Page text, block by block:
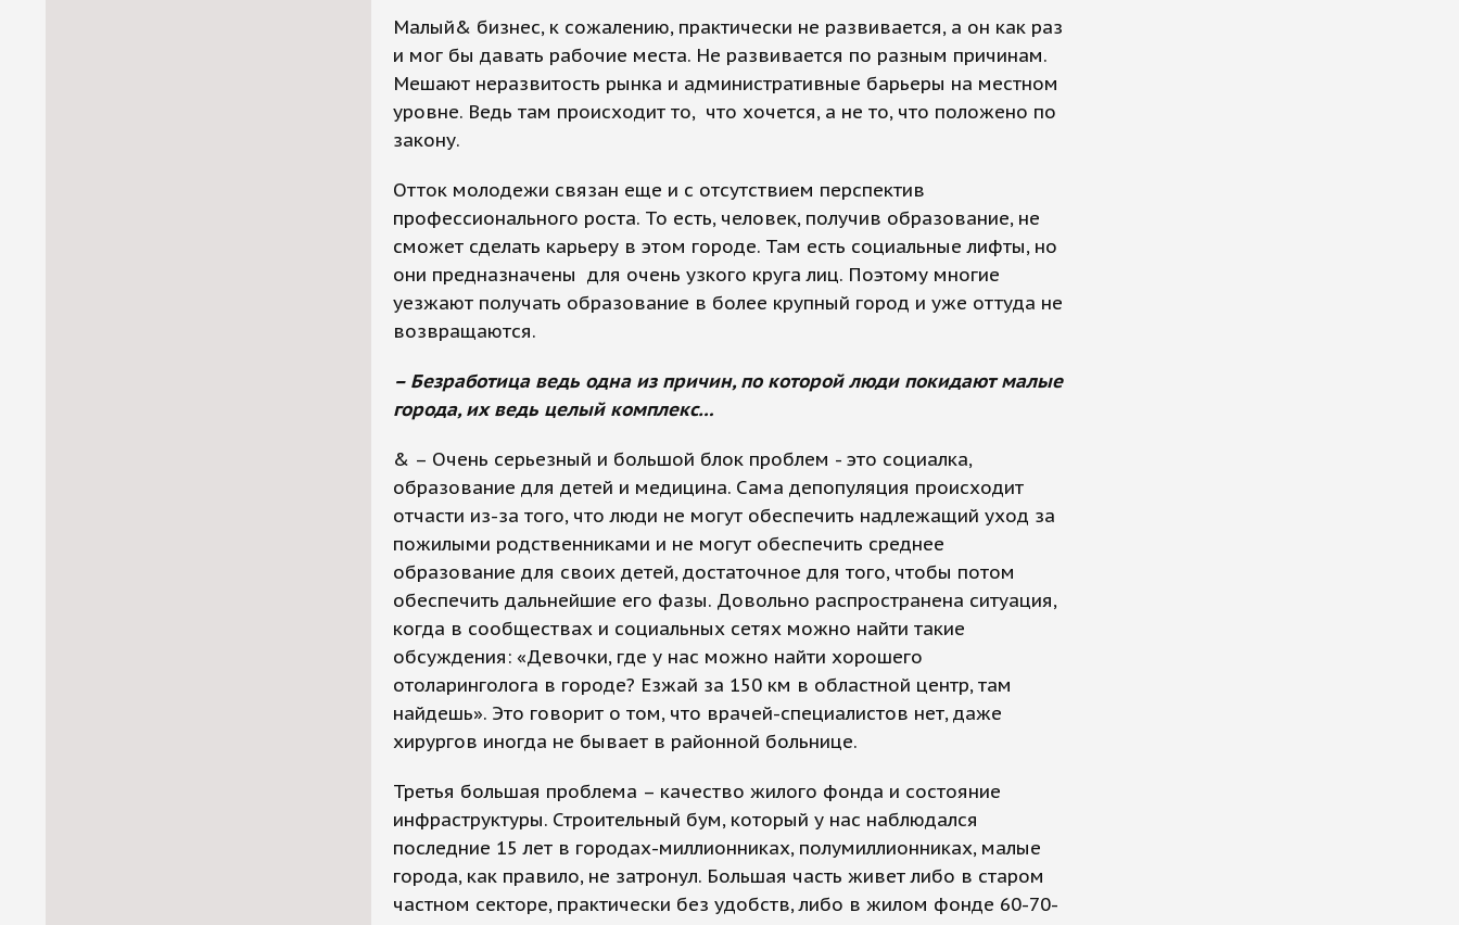
Малый& бизнес, к сожалению, практически не развивается, а он как раз
и мог бы давать рабочие места. Не развивается по разным причинам.
Мешают неразвитость рынка и административные барьеры на местном
уровне. Ведь там происходит то, что хочется, а не то, что положено по
закону.
Отток молодежи связан еще и с отсутствием перспектив
профессионального роста. То есть, человек, получив образование, не
сможет сделать карьеру в этом городе. Там есть социальные лифты, но
они предназначены для очень узкого круга лиц. Поэтому многие
уезжают получать образование в более крупный город и уже оттуда не
возвращаются.
– Безработица ведь одна из причин, по которой люди покидают малые
города, их ведь целый комплекс…
& – Очень серьезный и большой блок проблем - это социалка,
образование для детей и медицина. Сама депопуляция происходит
отчасти из-за того, что люди не могут обеспечить надлежащий уход за
пожилыми родственниками и не могут обеспечить среднее
образование для своих детей, достаточное для того, чтобы потом
обеспечить дальнейшие его фазы. Довольно распространена ситуация,
когда в сообществах и социальных сетях можно найти такие
обсуждения: «Девочки, где у нас можно найти хорошего
отоларинголога в городе? Езжай за 150 км в областной центр, там
найдешь». Это говорит о том, что врачей-специалистов нет, даже
хирургов иногда не бывает в районной больнице.
Третья большая проблема – качество жилого фонда и состояние
инфраструктуры. Строительный бум, который у нас наблюдался
последние 15 лет в городах-миллионниках, полумиллионниках, малые
города, как правило, не затронул. Большая часть живет либо в старом
частном секторе, практически без удобств, либо в жилом фонде 60-70-